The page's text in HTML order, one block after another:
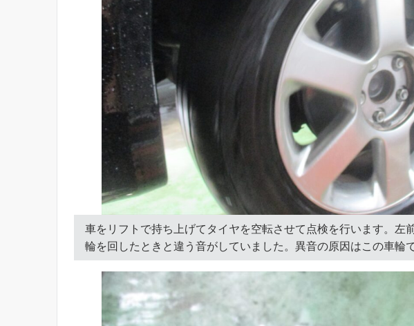
車をリフトで持ち上げてタイヤを空転させて点検を行います。左
輪を回したときと違う音がしていました。異音の原因はこの車輪